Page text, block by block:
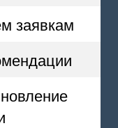
заявкам